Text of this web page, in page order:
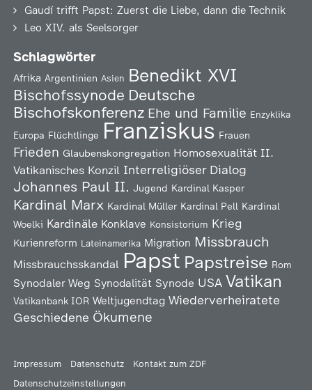
Gaudí trifft Papst: Zuerst die Liebe, dann die Technik
Leo XIV. als Seelsorger
Schlagwörter
Afrika Argentinien Asien Benedikt XVI
Bischofssynode Deutsche
Bischofskonferenz Ehe und Familie Enzyklika
Europa Flüchtlinge Franziskus Frauen
Frieden Glaubenskongregation Homosexualität II.
Vatikanisches Konzil Interreligiöser Dialog
Johannes Paul II. Jugend Kardinal Kasper
Kardinal Marx Kardinal Müller Kardinal Pell Kardinal
Woelki Kardinäle Konklave Konsistorium Krieg
Kurienreform Lateinamerika Migration Missbrauch
Missbrauchsskandal Papst Papstreise Rom
Synodaler Weg Synodalität Synode USA Vatikan
Vatikanbank IOR Weltjugendtag Wiederverheiratete
Geschiedene Ökumene
Impressum Datenschutz
Kontakt zum ZDF
Datenschutzeinstellungen